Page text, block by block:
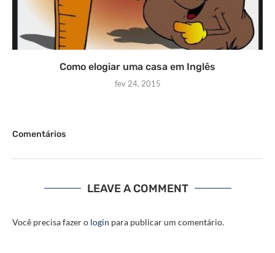
Como elogiar uma casa em Inglês
fev 24, 2015
Comentários
LEAVE A COMMENT
Você precisa fazer o login para publicar um comentário.